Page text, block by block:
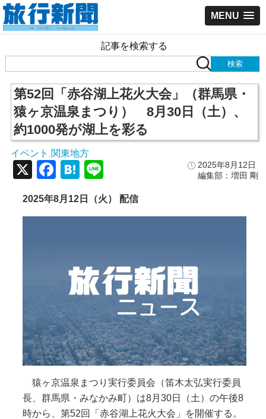
MENU
記事を検索する
第52回「赤谷湖上花火大会」（群馬県・
猿ヶ京温泉まつり） 8月30日（土）、
約1000発が湖上を彩る
イベント 関東地方
2025年8月12日
編集部：増田 剛
X Facebook
Hatena
2025年8月12日（火） 配信
猿ヶ京温泉まつり実行委員会（笛木太弘実行委員
長、群馬県・みなかみ町）は8月30日（土）の午後8
時から、第52回「赤谷湖上花火大会」を開催する。